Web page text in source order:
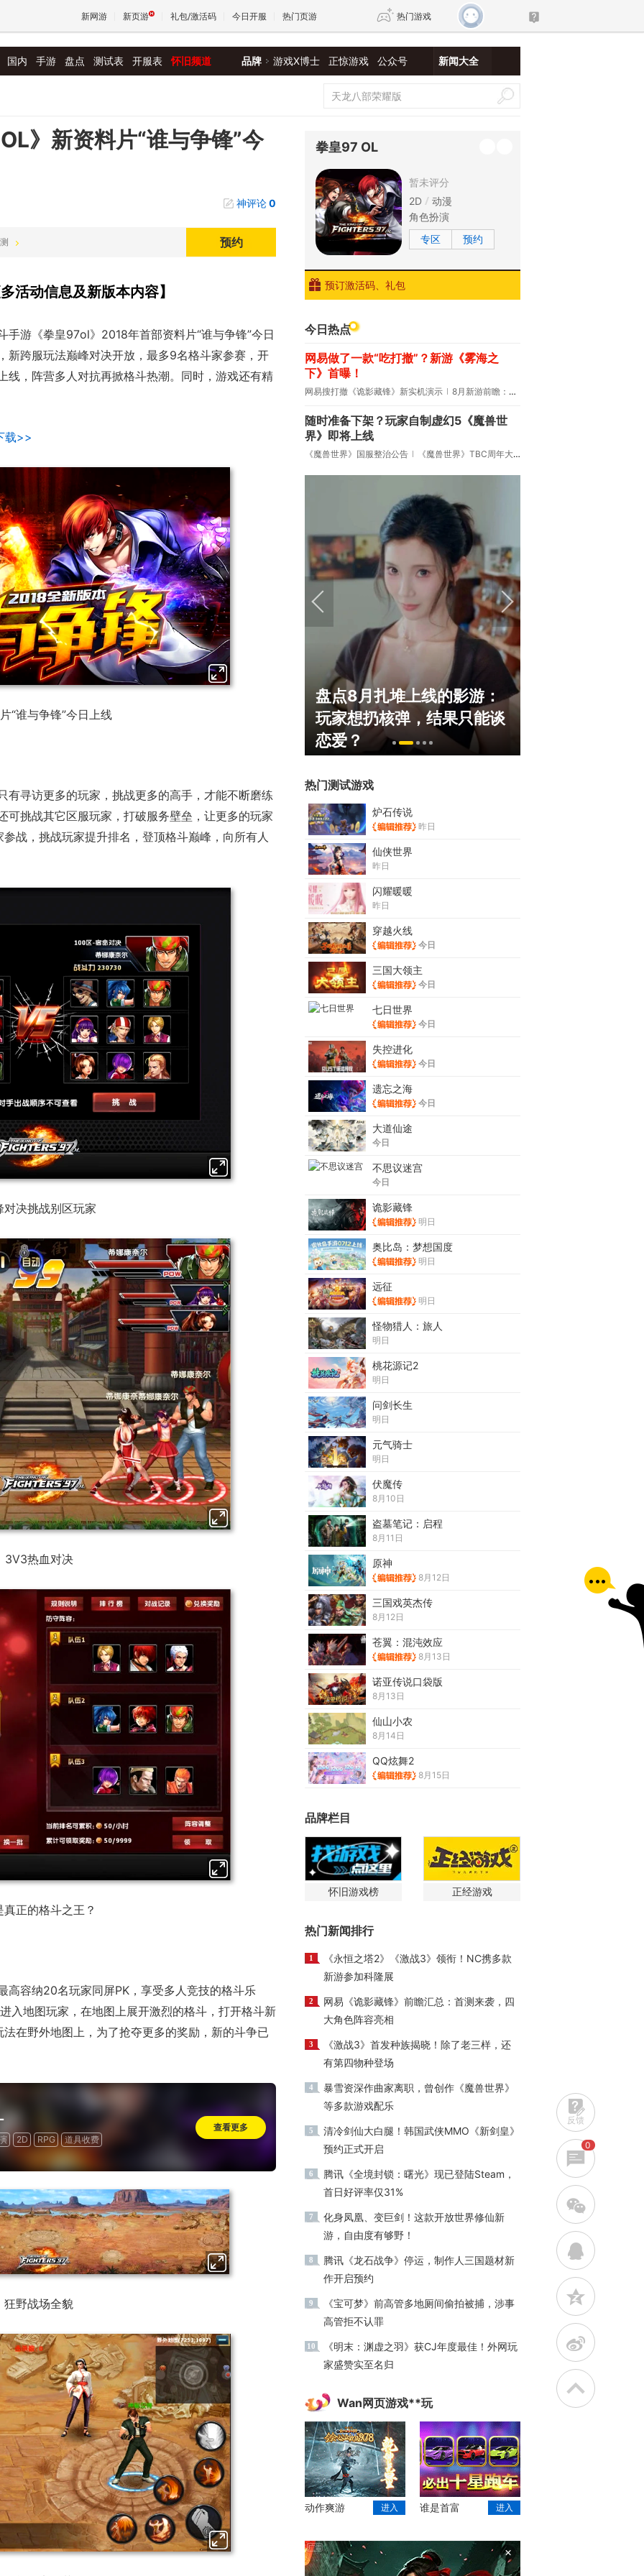
新网游 新页游 礼包/激活码 今日开服 热门页游 热门游戏
王权与自由 诛仙世界 新仙侠5
国内 手游 盘点 测试表 开服表 怀旧频道 品牌 游戏X博士 正惊游戏 公众号 新闻大全
》新资料片“谁与争锋”今
神评论0
预约
活动信息及新版本内容】
手游《拳皇97ol》2018年首部资料片“谁与争锋”今日
新跨服玩法巅峰对决开放，最多9名格斗家参赛，开
线，阵营多人对抗再掀格斗热潮。同时，游戏还有精
载>>
“谁与争锋”今日上线
有寻访更多的玩家，挑战更多的高手，才能不断磨练
可挑战其它区服玩家，打破服务壁垒，让更多的玩家
战，挑战玩家提升排名，登顶格斗巅峰，向所有人
对决挑战别区玩家
3V3热血对决
真正的格斗之王？
高容纳20名玩家同屏PK，享受多人竞技的格斗乐
入地图玩家，在地图上展开激烈的格斗，打开格斗新
在野外地图上，为了抢夺更多的奖励，新的斗争已
2D RPG 道具收费
查看更多
狂野战场全貌
拳皇97 OL
暂未评分
2D
动漫
角色扮演
专区
预约
预订激活码、礼包
今日热点
网易做了一款“吃打撤”？新游《雾海之
下》首曝！
网易搜打撤《诡影藏锋》新实机演示 8月新游前瞻：《诡秘之主》领衔
随时准备下架？玩家自制虚幻5《魔兽世
界》即将上线
《魔兽世界》国服整治公告 《魔兽世界》TBC周年大更：双经典团本回归！
1169）
盘点8月扎堆上线的影游：
玩家想扔核弹，结果只能谈
绅士日报：国服停服，但日
服依旧活得滋润！涩涩新角
太诱人
热门测试游戏
炉石传说
昨日
仙侠世界
昨日
闪耀暖暖
昨日
穿越火线
今日
三国大领主
今日
七日世界
今日
失控进化
今日
遗忘之海
今日
大道仙途
今日
不思议迷宫
今日
诡影藏锋
明日
奥比岛：梦想国度
明日
远征
明日
怪物猎人：旅人
明日
桃花源记2
明日
问剑长生
明日
元气骑士
明日
伏魔传
8月10日
盗墓笔记：启程
8月11日
原神
8月12日
三国戏英杰传
8月12日
苍翼：混沌效应
8月13日
诺亚传说口袋版
8月13日
仙山小农
8月14日
QQ炫舞2
8月15日
品牌栏目
怀旧游戏榜 正经游戏
热门新闻排行
1
《永恒之塔2》《激战3》领衔！NC携多款
新游参加科隆展
2
网易《诡影藏锋》前瞻汇总：首测来袭，四
大角色阵容亮相
3
《激战3》首发种族揭晓！除了老三样，还
有第四物种登场
4
暴雪资深作曲家离职，曾创作《魔兽世界》
等多款游戏配乐
5
清冷剑仙大白腿！韩国武侠MMO《新剑皇》
预约正式开启
6
腾讯《全境封锁：曙光》现已登陆Steam，
首日好评率仅31%
7
化身凤凰、变巨剑！这款开放世界修仙新
游，自由度有够野！
8
腾讯《龙石战争》停运，制作人三国题材新
作开启预约
9
《宝可梦》前高管多地厕间偷拍被捕，涉事
高管拒不认罪
10
《明末：渊虚之羽》获CJ年度最佳！外网玩
家盛赞实至名归
Wan网页游戏**玩
动作爽游 进入 谁是首富 进入
×
反馈
0
w
q
z
t